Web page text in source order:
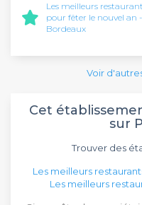
Les meilleurs
pour fêter le nouvel an -
Bordeaux
Voir
Cet
sur
Trouver des
Les meilleurs
Les meilleurs